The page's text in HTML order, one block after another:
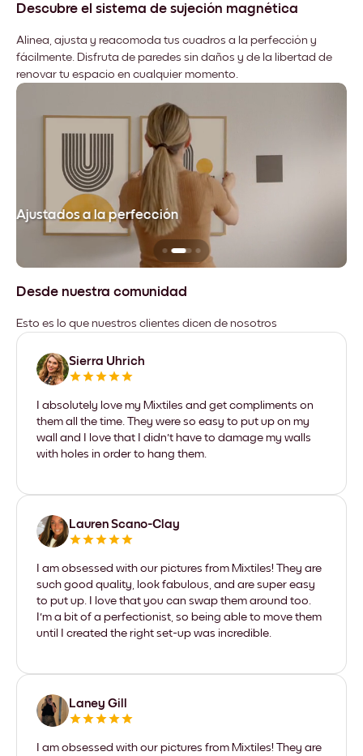
Descubre el sistema de sujeción magnética
Alinea, ajusta y reacomoda tus cuadros a la perfección y
fácilmente. Disfruta de paredes sin daños y de la libertad de
renovar tu espacio en cualquier momento.
Ajustados a la perfección
Desde nuestra comunidad
Esto es lo que nuestros clientes dicen de nosotros
Sierra Uhrich
I absolutely love my Mixtiles and get compliments on
them all the time. They were so easy to put up on my
wall and I love that I didn't have to damage my walls
with holes in order to hang them.
Lauren Scano-Clay
I am obsessed with our pictures from Mixtiles! They are
such good quality, look fabulous, and are super easy
to put up. I love that you can swap them around too.
I'm a bit of a perfectionist, so being able to move them
until I created the right set-up was incredible.
Laney Gill
I am obsessed with our pictures from Mixtiles! They are